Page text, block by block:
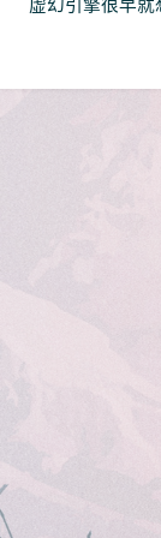
虚幻引擎很早就